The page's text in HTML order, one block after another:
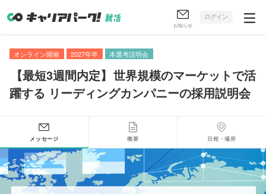
お知らせ
ログイン
オンライン開催 2027年卒 本選考説明会
【最短3週間内定】 世界規模のマーケットで活
躍する リーディングカンパニーの採用説明会
メッセージ 概要 日程・場所